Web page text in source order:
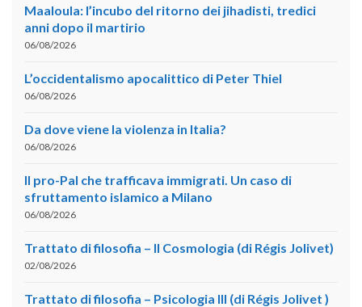
Maaloula: l’incubo del ritorno dei jihadisti, tredici
anni dopo il martirio
06/08/2026
L’occidentalismo apocalittico di Peter Thiel
06/08/2026
Da dove viene la violenza in Italia?
06/08/2026
Il pro-Pal che trafficava immigrati. Un caso di
sfruttamento islamico a Milano
06/08/2026
Trattato di filosofia – II Cosmologia (di Régis Jolivet)
02/08/2026
Trattato di filosofia – Psicologia III (di Régis Jolivet )